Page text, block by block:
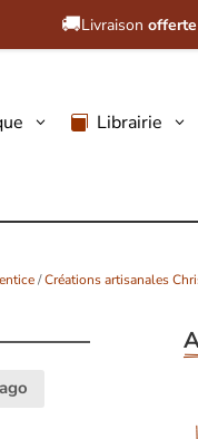
🚚Livraison offerte
3  Librairie 3
/Créations artisanales